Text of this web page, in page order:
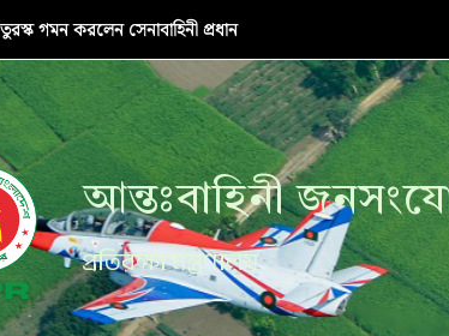
গমন করলেন সেনাবাহিনী প্রধান
আন্তঃবাহিনী
প্রতিরক্ষা মন্ত্রণালয়